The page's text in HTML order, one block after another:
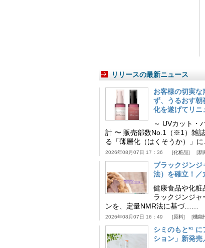
リリースの最新ニュース
お客様の切実
ず、うるおす朝
化を遂げてリニ
～ UVカット・
計 〜 販売部数No.1（※1）雑
る「薄層化（はくそうか）」
2026年08月07日 17：36 化粧品 新
ブラックジン
法）を確立！／
健康食品や化粧
ラックジンジ
ンを、定量NMR法に基づ……
2026年08月07日 16：49 原料 機能
シミのもと*¹
ション」新発